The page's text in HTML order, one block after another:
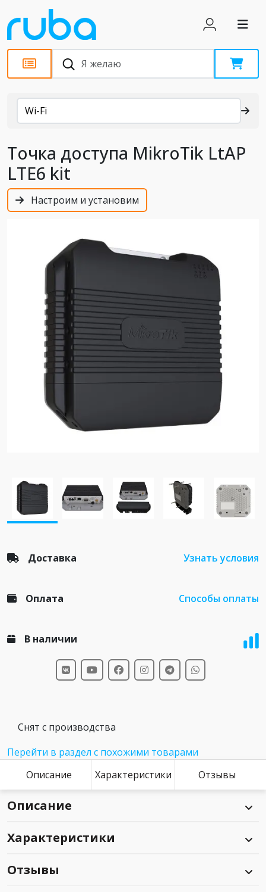
Каталог
Wi-Fi
Точка доступа MikroTik LtAP
LTE6 kit
Настроим и установим
Доставка Узнать условия
Оплата Способы оплаты
В наличии
Снят с производства
Перейти в раздел с похожими товарами
Описание
Характеристики Отзывы
Описание
Характеристики
Отзывы